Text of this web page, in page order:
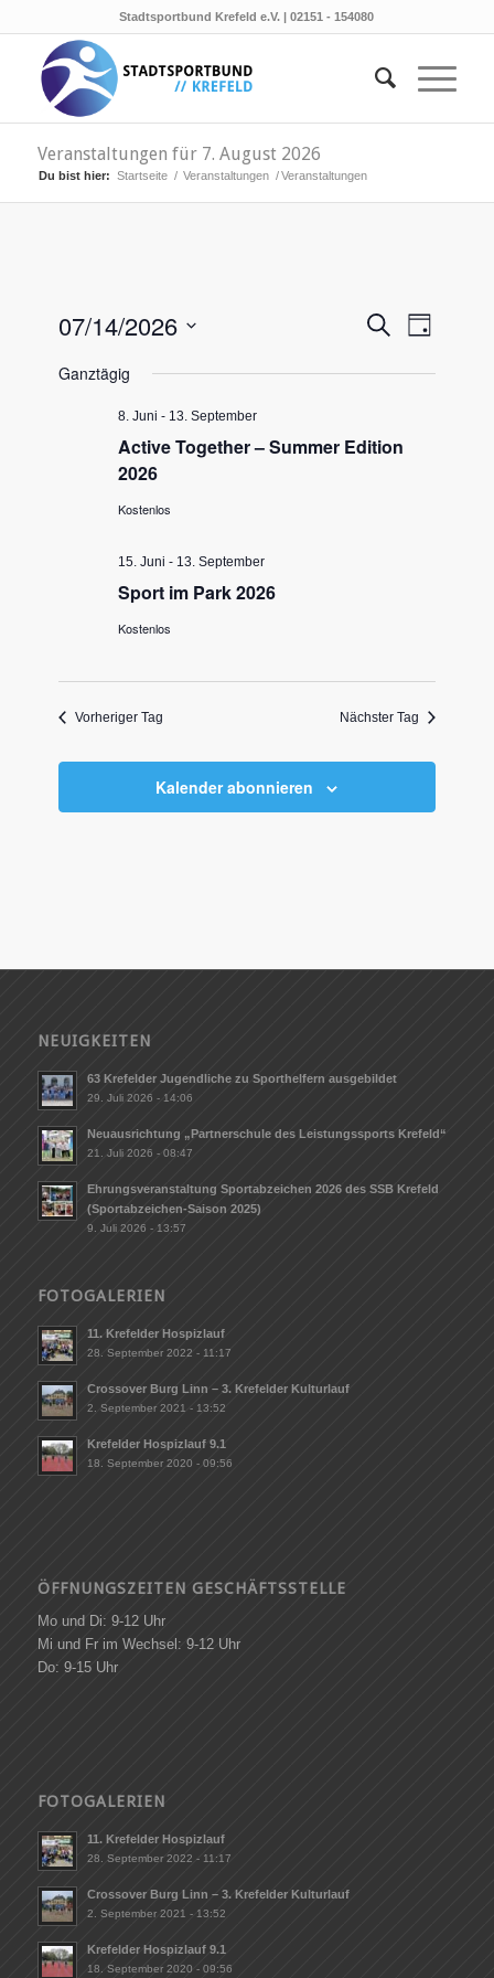
Stadtsportbund Krefeld e.V. | 02151 - 154080
Veranstaltungen für 7. August 2026
Du bist hier: Startseite / Veranstaltungen / Veranstaltungen
Suche
Tag
07/14/2026
wählen.
Ganztägig
8. Juni - 13. September
Active Together – Summer Edition
2026
Kostenlos
15. Juni - 13. September
Sport im Park 2026
Kostenlos
Vorheriger Tag Nächster Tag
Kalender abonnieren
NEUIGKEITEN
63 Krefelder Jugendliche zu Sporthelfern ausgebildet
29. Juli 2026 - 14:06
Neuausrichtung „Partnerschule des Leistungssports Krefeld“
21. Juli 2026 - 08:47
Ehrungsveranstaltung Sportabzeichen 2026 des SSB Krefeld
(Sportabzeichen-Saison 2025)
9. Juli 2026 - 13:57
FOTOGALERIEN
11. Krefelder Hospizlauf
28. September 2022 - 11:17
Crossover Burg Linn – 3. Krefelder Kulturlauf
2. September 2021 - 13:52
Krefelder Hospizlauf 9.1
18. September 2020 - 09:56
ÖFFNUNGSZEITEN GESCHÄFTSSTELLE
Mo und Di: 9-12 Uhr
Mi und Fr im Wechsel: 9-12 Uhr
Do: 9-15 Uhr
FOTOGALERIEN
11. Krefelder Hospizlauf
28. September 2022 - 11:17
Crossover Burg Linn – 3. Krefelder Kulturlauf
2. September 2021 - 13:52
Krefelder Hospizlauf 9.1
18. September 2020 - 09:56